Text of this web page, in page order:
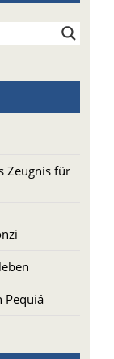
Zeugnis für
Pequiá